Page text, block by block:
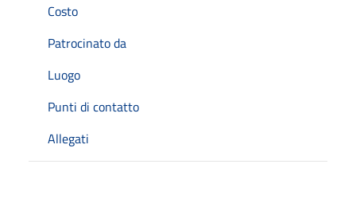
Costo
Patrocinato da
Luogo
Punti di contatto
Allegati